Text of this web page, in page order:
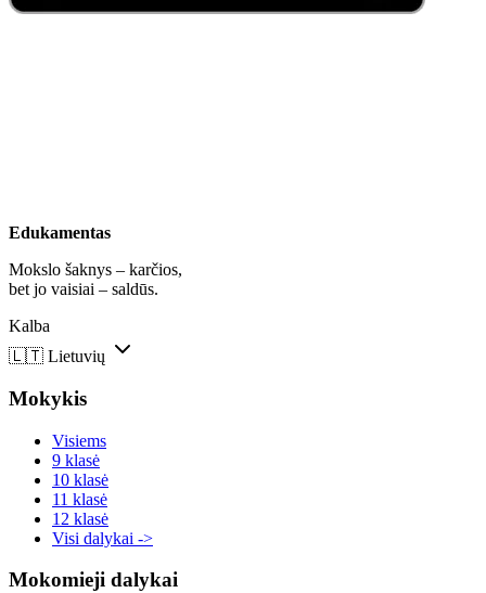
Edukamentas
Mokslo šaknys – karčios,
bet jo vaisiai – saldūs.
Kalba
🇱🇹 Lietuvių
Mokykis
Visiems
9 klasė
10 klasė
11 klasė
12 klasė
Visi dalykai ->
Mokomieji dalykai